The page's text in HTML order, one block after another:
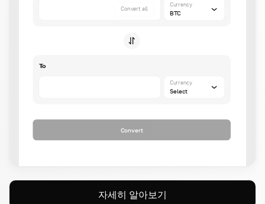
Convert all
Currency
BTC
To
Currency
Select
Convert
자세히 알아보기